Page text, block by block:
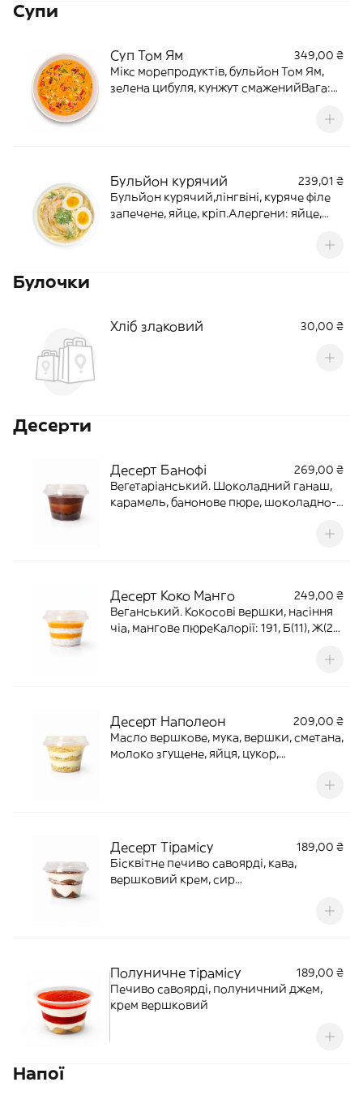
Cупи
Суп Том Ям
349,00 ₴
Мікс морепродуктів, бульйон Том Ям,
зелена цибуля, кунжут смаженийВага:
Бульйон курячий
239,01 ₴
Бульйон курячий,лінгвіні, куряче філе
запечене, яйце, кріп.Алергени: яйце,
Булочки
Хліб злаковий 30,00 ₴
Десерти
Десерт Банофі
269,00 ₴
Вегетаріанський. Шоколадний ганаш,
карамель, банонове пюре, шоколадно-
Десерт Коко Манго
249,00 ₴
Веганський. Кокосові вершки, насіння
чіа, мангове пюреКалорії: 191, Б(11), Ж(21),
Десерт Наполеон
209,00 ₴
Масло вершкове, мука, вершки, сметана,
молоко згущене, яйця, цукор,
яйця, глютен, молочні продуктіКалорії:
Десерт Тірамісу
189,00 ₴
Бісквітне печиво савоярді, кава,
вершковий крем, сир
Полуничне тірамісу
189,00 ₴
Печиво савоярді, полуничний джем,
крем вершковий
Напої